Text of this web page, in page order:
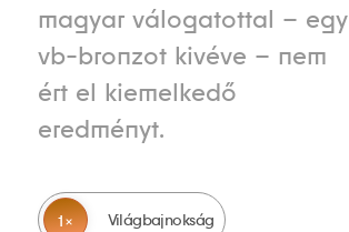
magyar válogatottal – egy
vb-bronzot kivéve – nem
ért el kiemelkedő
eredményt.
1 Világbajnokság